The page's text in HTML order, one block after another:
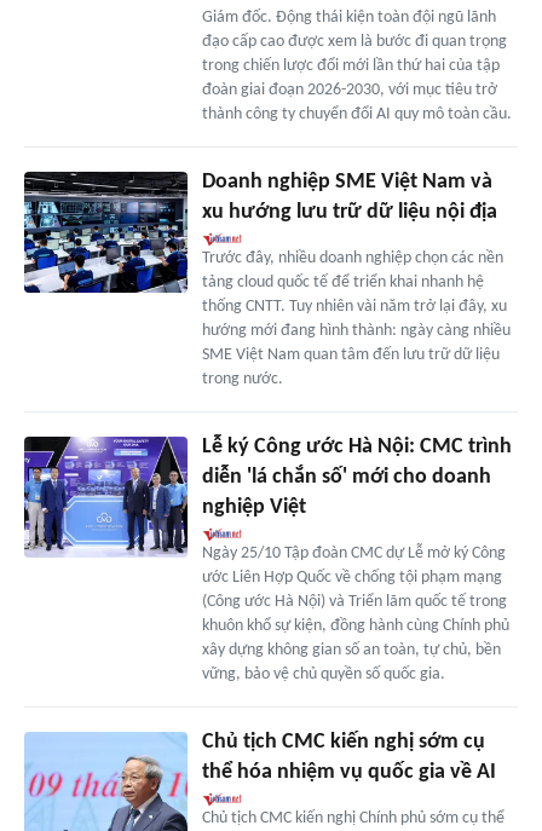
Giám đốc. Động thái kiện toàn đội ngũ lãnh
đạo cấp cao được xem là bước đi quan trọng
trong chiến lược đổi mới lần thứ hai của tập
đoàn giai đoạn 2026-2030, với mục tiêu trở
thành công ty chuyển đổi AI quy mô toàn cầu.
Doanh nghiệp SME Việt Nam và
xu hướng lưu trữ dữ liệu nội địa
Trước đây, nhiều doanh nghiệp chọn các nền
tảng cloud quốc tế để triển khai nhanh hệ
thống CNTT. Tuy nhiên vài năm trở lại đây, xu
hướng mới đang hình thành: ngày càng nhiều
SME Việt Nam quan tâm đến lưu trữ dữ liệu
trong nước.
Lễ ký Công ước Hà Nội: CMC trình
diễn 'lá chắn số' mới cho doanh
nghiệp Việt
Ngày 25/10 Tập đoàn CMC dự Lễ mở ký Công
ước Liên Hợp Quốc về chống tội phạm mạng
(Công ước Hà Nội) và Triển lãm quốc tế trong
khuôn khổ sự kiện, đồng hành cùng Chính phủ
xây dựng không gian số an toàn, tự chủ, bền
vững, bảo vệ chủ quyền số quốc gia.
Chủ tịch CMC kiến nghị sớm cụ
thể hóa nhiệm vụ quốc gia về AI
Chủ tịch CMC kiến nghị Chính phủ sớm cụ thể